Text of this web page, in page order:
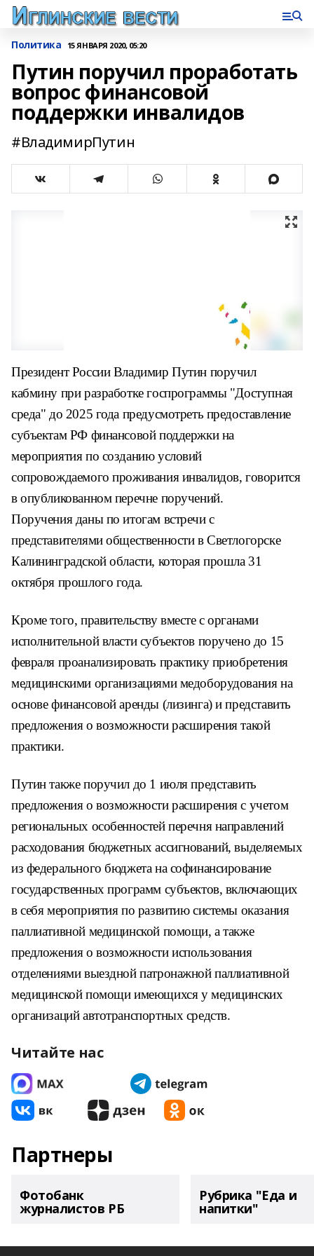
Политика 15 ЯНВАРЯ 2020, 05:20
Путин поручил проработать
вопрос финансовой
поддержки инвалидов
#ВладимирПутин
Президент России Владимир Путин поручил
кабмину при разработке госпрограммы "Доступная
среда" до 2025 года предусмотреть предоставление
субъектам РФ финансовой поддержки на
мероприятия по созданию условий
сопровождаемого проживания инвалидов, говорится
в опубликованном перечне поручений.
Поручения даны по итогам встречи с
представителями общественности в Светлогорске
Калининградской области, которая прошла 31
октября прошлого года.
Кроме того, правительству вместе с органами
исполнительной власти субъектов поручено до 15
февраля проанализировать практику приобретения
медицинскими организациями медоборудования на
основе финансовой аренды (лизинга) и представить
предложения о возможности расширения такой
практики.
Путин также поручил до 1 июля представить
предложения о возможности расширения с учетом
региональных особенностей перечня направлений
расходования бюджетных ассигнований, выделяемых
из федерального бюджета на софинансирование
государственных программ субъектов, включающих
в себя мероприятия по развитию системы оказания
паллиативной медицинской помощи, а также
предложения о возможности использования
отделениями выездной патронажной паллиативной
медицинской помощи имеющихся у медицинских
организаций автотранспортных средств.
Читайте нас
Партнеры
Фотобанк
журналистов РБ
Рубрика "Еда и
напитки"